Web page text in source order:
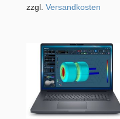
zzgl. Versandkosten